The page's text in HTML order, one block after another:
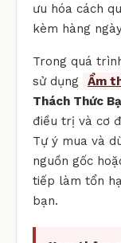
ưu hóa cách
kèm hàng
Trong quá
sử dụng
Ẩm
Thách Thức
điều trị và cơ
Tự ý mua và
nguồn gốc
tiếp làm tổn
bạn.